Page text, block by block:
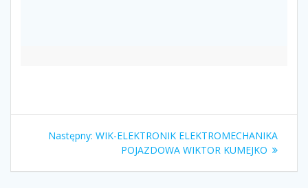
Nawigacja
Następny: Następny
WIK-ELEKTRONIK ELEKTROMECHANIKA
POJAZDOWA WIKTOR KUMEJKO